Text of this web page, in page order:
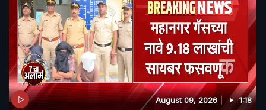
August 09, 2026 1:18